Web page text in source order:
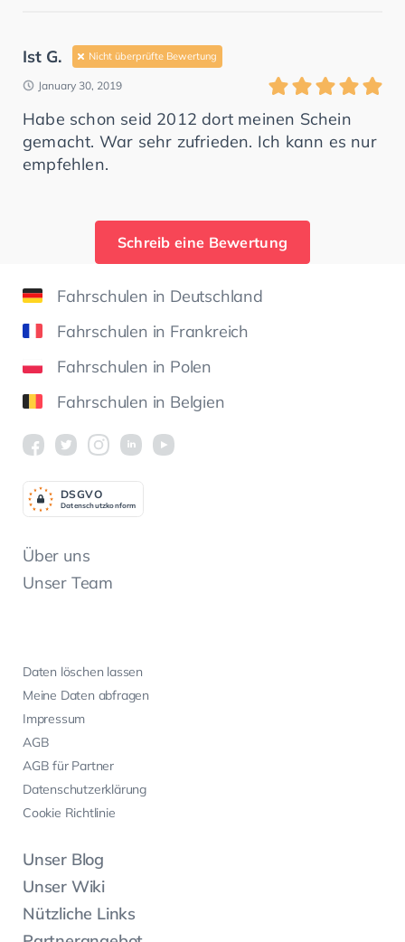
Ist G. Nicht überprüfte Bewertung
January 30, 2019
Habe schon seid 2012 dort meinen Schein
gemacht. War sehr zufrieden. Ich kann es nur
empfehlen.
Schreib eine Bewertung
Fahrschulen in Deutschland
Fahrschulen in Frankreich
Fahrschulen in Polen
Fahrschulen in Belgien
Über uns
Unser Team
Daten löschen lassen
Meine Daten abfragen
Impressum
AGB
AGB für Partner
Datenschutzerklärung
Cookie Richtlinie
Unser Blog
Unser Wiki
Nützliche Links
Datenschutzkonform
DSGVO